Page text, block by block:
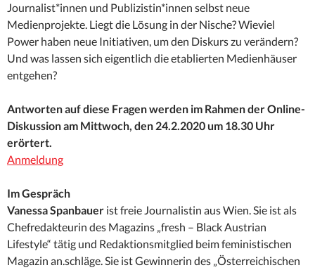
Journalist*innen und Publizistin*innen selbst neue
Medienprojekte. Liegt die Lösung in der Nische? Wieviel
Power haben neue Initiativen, um den Diskurs zu verändern?
Und was lassen sich eigentlich die etablierten Medienhäuser
entgehen?
Antworten auf diese Fragen werden im Rahmen der Online-
Diskussion am Mittwoch, den 24.2.2020 um 18.30 Uhr
erörtert.
Anmeldung
Im Gespräch
Vanessa Spanbauer ist freie Journalistin aus Wien. Sie ist als
Chefredakteurin des Magazins „fresh – Black Austrian
Lifestyle“ tätig und Redaktionsmitglied beim feministischen
Magazin an.schläge. Sie ist Gewinnerin des „Österreichischen